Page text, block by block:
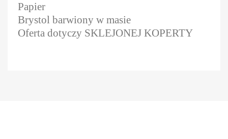
Papier
Brystol barwiony w masie
Oferta dotyczy SKLEJONEJ KOPERTY